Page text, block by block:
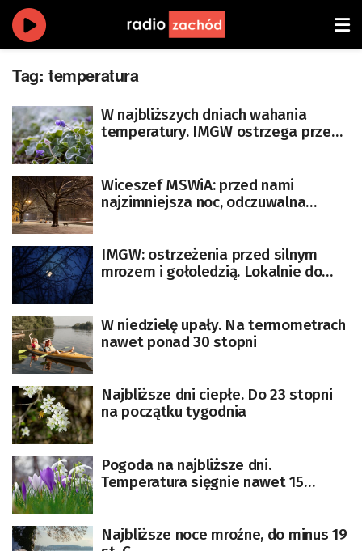
Tag: temperatura
W najbliższych dniach wahania
temperatury. IMGW ostrzega przed
Wiceszef MSWiA: przed nami
najzimniejsza noc, odczuwalna
IMGW: ostrzeżenia przed silnym
mrozem i gołoledzią. Lokalnie do
W niedzielę upały. Na termometrach
nawet ponad 30 stopni
Najbliższe dni ciepłe. Do 23 stopni
na początku tygodnia
Pogoda na najbliższe dni.
Temperatura sięgnie nawet 15
Najbliższe noce mroźne, do minus 19